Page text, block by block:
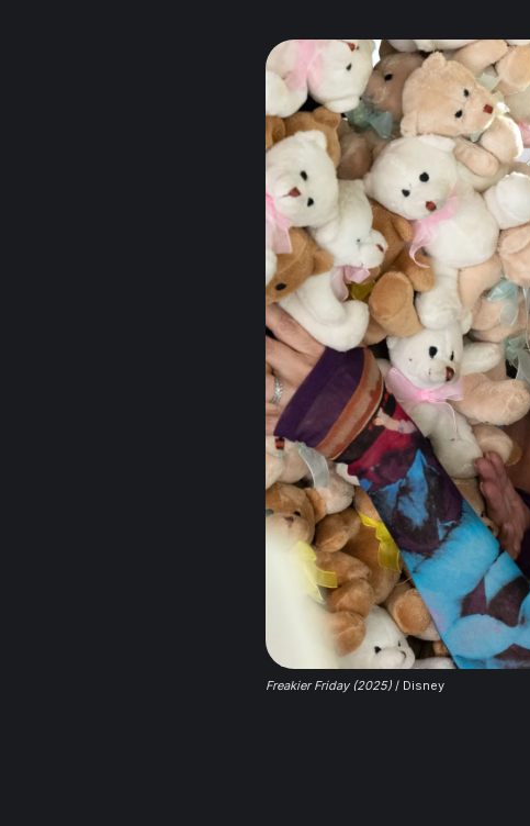
Freakier Friday (2025) / Disney